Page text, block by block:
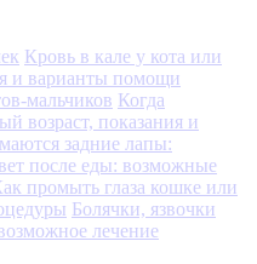
Кровь в кале у кота или
и варианты помощи
мальчиков Когда
возраст, показания и
задние лапы:
после еды: возможные
промыть глаза кошке или
Болячки, язвочки
лечение